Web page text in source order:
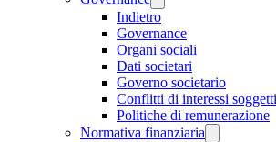
Indietro
Governance
Organi sociali
Dati societari
Governo societario
Conflitti di interessi
Politiche di remunerazione
Normativa finanziaria